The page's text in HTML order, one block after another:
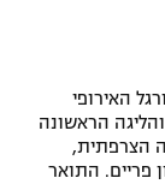
האירופי
מתנומת הקיץ הקצרה אחרי יורו 2020, והליגה הראשונה
הצרפתית,
פריים. התואר